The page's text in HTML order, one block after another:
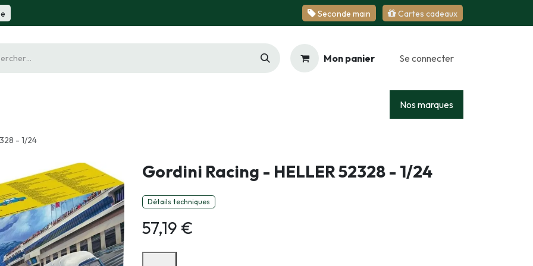
Se​​​​conde ​​​​m​​a​​in Cartes cadeaux
Mon panier Se connecter
Nos marques
- 1/24
Gordini Racing - HELLER 52328 - 1/24
Détails techniques
57,19 €